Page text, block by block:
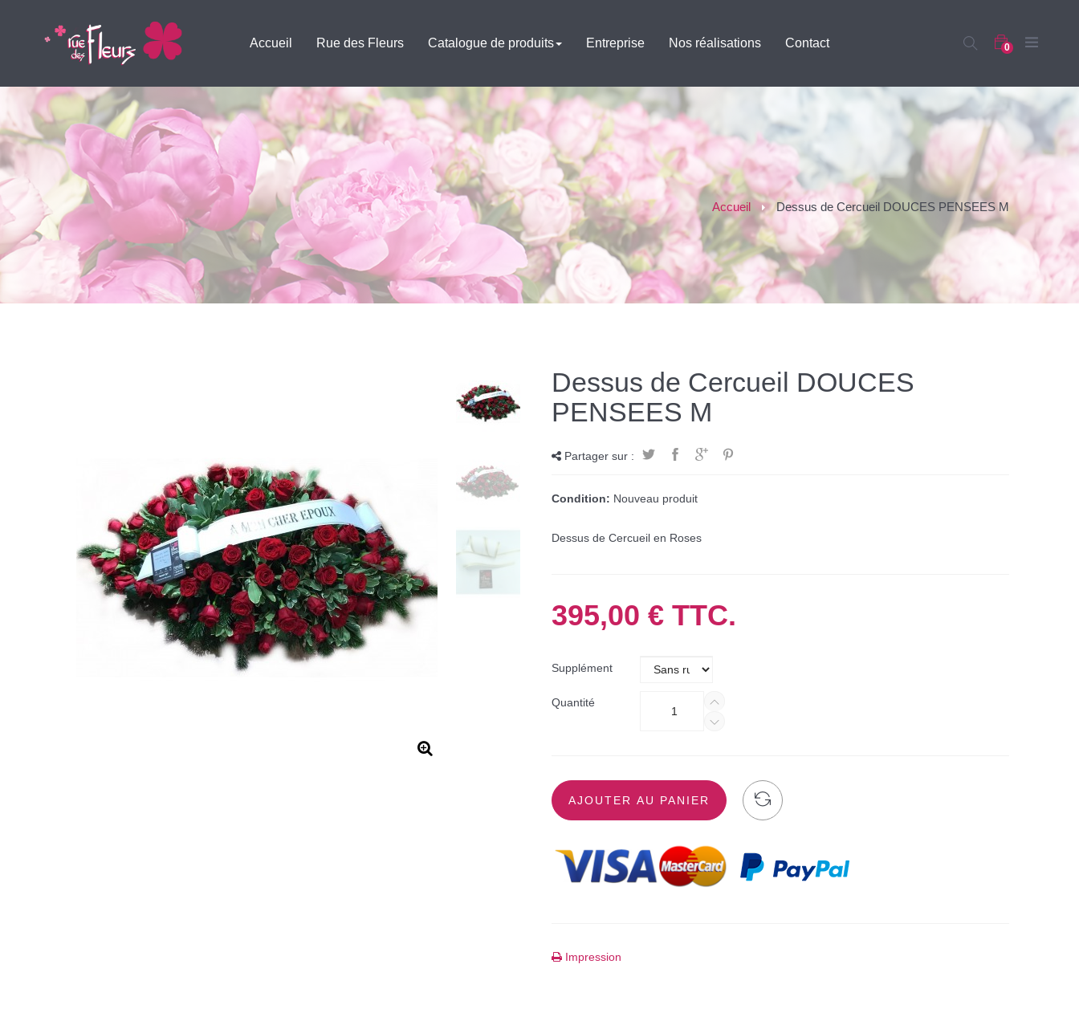
Accueil Rue des Fleurs Catalogue de produits Entreprise Nos réalisations Contact 0
Accueil > Dessus de Cercueil DOUCES PENSEES M
Dessus de Cercueil DOUCES
PENSEES M
Partager sur :
Condition: Nouveau produit
Dessus de Cercueil en Roses
395,00 € TTC.
Supplément
Quantité
AJOUTER AU PANIER
Impression